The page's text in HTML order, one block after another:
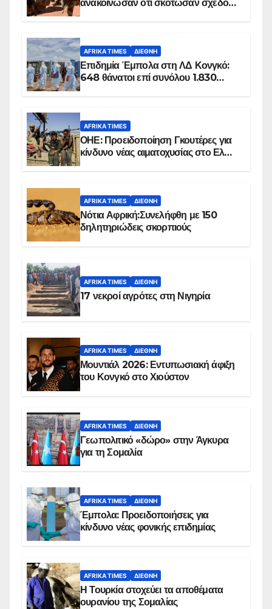
ανακοίνωσαν ότι σκότωσαν σχεδόν
AFRIKA TIMES ΔΙΕΘΝΉ
Επιδημία Έμπολα στη ΛΔ Κονγκό:
648 θάνατοι επί συνόλου 1.830
AFRIKA TIMES
ΟΗΕ: Προειδοποίηση Γκουτέρες για
κίνδυνο νέας αιματοχυσίας στο Ελ
AFRIKA TIMES ΔΙΕΘΝΉ
Νότια Αφρική:Συνελήφθη με 150
δηλητηριώδεις σκορπιούς
AFRIKA TIMES ΔΙΕΘΝΉ
17 νεκροί αγρότες στη Νιγηρία
AFRIKA TIMES ΔΙΕΘΝΉ
Μουντιάλ 2026: Εντυπωσιακή άφιξη
του Κονγκό στο Χιούστον
AFRIKA TIMES ΔΙΕΘΝΉ
Γεωπολιτικό «δώρο» στην Άγκυρα
για τη Σομαλία
AFRIKA TIMES ΔΙΕΘΝΉ
Έμπολα: Προειδοποιήσεις για
κίνδυνο νέας φονικής επιδημίας
AFRIKA TIMES ΔΙΕΘΝΉ
Η Τουρκία στοχεύει τα αποθέματα
ουρανίου της Σομαλίας